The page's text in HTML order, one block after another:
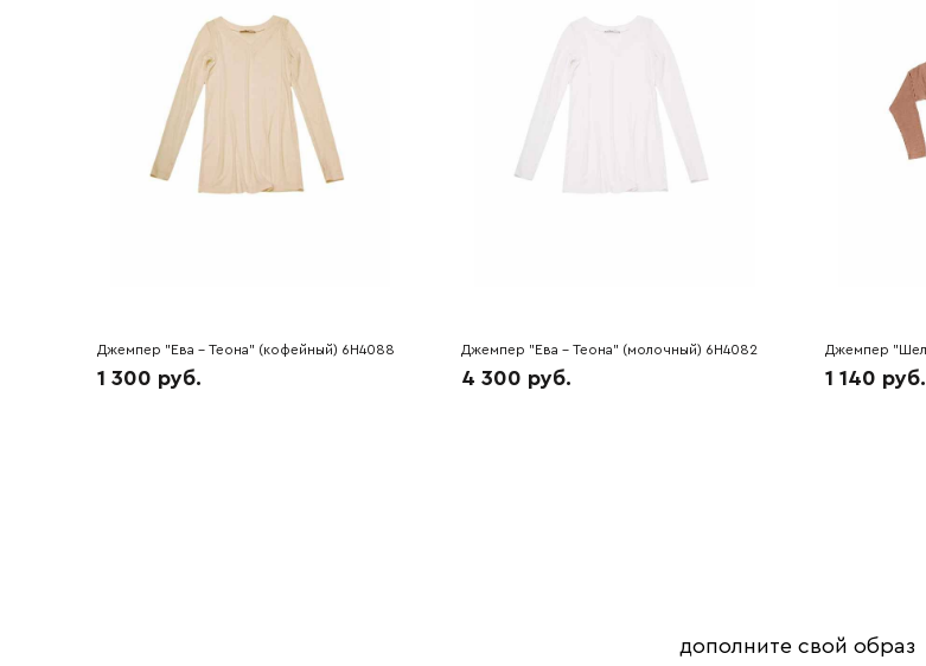
Джемпер "Ева - Теона" (кофейный) 6H4088
1 300 руб.
Джемпер "Ева - Теона" (молочный) 6H4082
4 300 руб.
Джемпер
1 140 руб.
дополните свой образ